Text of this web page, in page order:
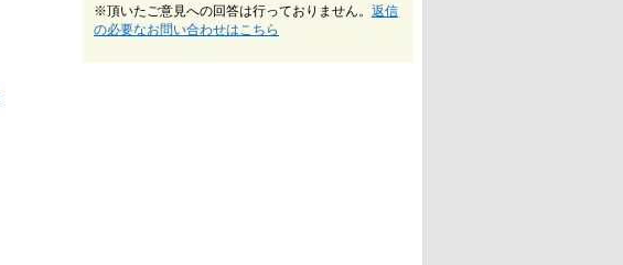
※頂いたご意見への回答は行っておりません。 返信
の必要なお問い合わせはこちら